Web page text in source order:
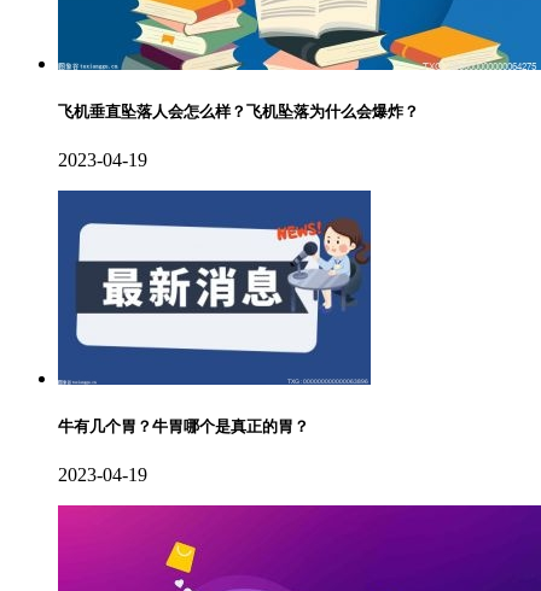
飞机垂直坠落人会怎么样？飞机坠落为什么会爆炸？
2023-04-19
牛有几个胃？牛胃哪个是真正的胃？
2023-04-19